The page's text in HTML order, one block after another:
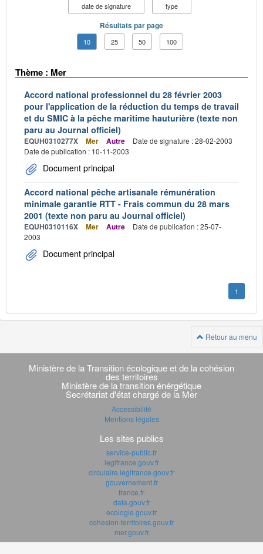
date de signature
type
Résultats par page
10 25 50 100
Thème : Mer
Accord national professionnel du 28 février 2003
pour l'application de la réduction du temps de travail
et du SMIC à la pêche maritime hauturière (texte non
paru au Journal officiel)
EQUH0310277X Mer Autre
Date de signature : 28-02-2003
Date de publication : 10-11-2003
Document principal
Accord national pêche artisanale rémunération
minimale garantie RTT - Frais commun du 28 mars
2001 (texte non paru au Journal officiel)
EQUH0310116X Mer Autre
Date de publication : 25-07-
2003
Document principal
1
Retour au menu
Navigation
transverse
Ministère de la Transition écologique et de la cohésion
des territoires
Ministère de la transition énérgétique
Secrétariat d'état chargé de la Mer
Accessibilité
Mentions légales
Les sites publics
service-public.fr
legifrance.gouv.fr
circulaire.legifrance.gouv.fr
gouvernement.fr
france.fr
data.gouv.fr
ecologie.gouv.fr
cohesion-territoires.gouv.fr
mer.gouv.fr